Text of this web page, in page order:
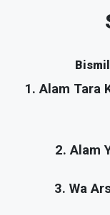
1. Alam Tara
2. Alam
3. Wa